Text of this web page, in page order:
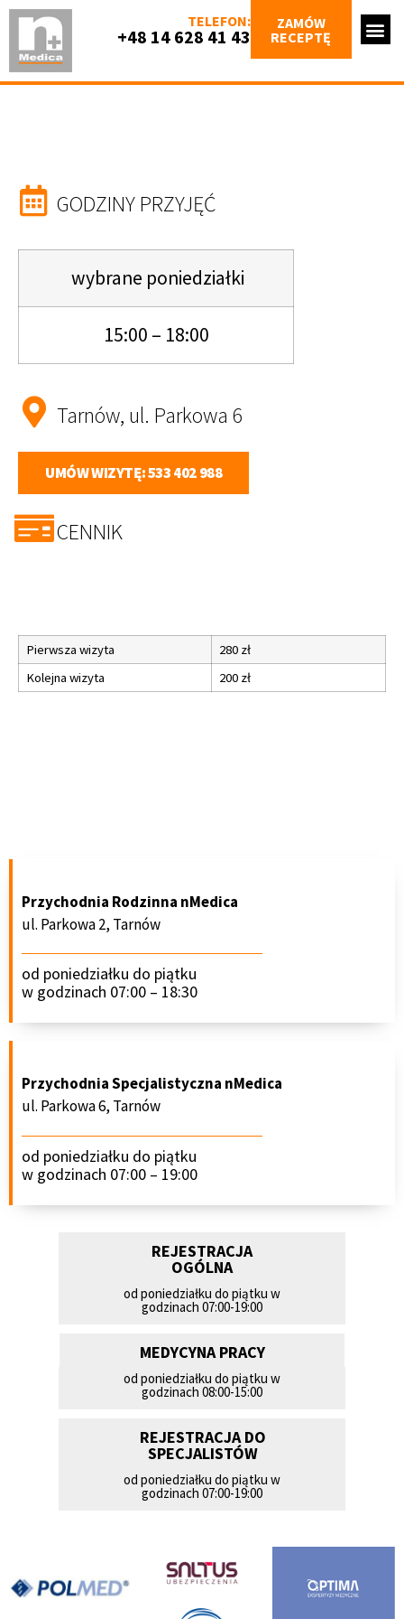
TELEFON:
+48 14 628 41 43
ZAMÓW
RECEPTĘ
GODZINY PRZYJĘĆ
wybrane poniedziałki
15:00 – 18:00
Tarnów, ul. Parkowa 6
UMÓW WIZYTĘ: 533 402 988
CENNIK
Pierwsza wizyta
280 zł
Kolejna wizyta
200 zł
Przychodnia Rodzinna nMedica
ul. Parkowa 2, Tarnów
od poniedziałku do piątku
w godzinach 07:00 – 18:30
Przychodnia Specjalistyczna nMedica
ul. Parkowa 6, Tarnów
od poniedziałku do piątku
w godzinach 07:00 – 19:00
REJESTRACJA
OGÓLNA
od poniedziałku do piątku w
godzinach 07:00-19:00
MEDYCYNA PRACY
od poniedziałku do piątku w
godzinach 08:00-15:00
REJESTRACJA DO
SPECJALISTÓW
od poniedziałku do piątku w
godzinach 07:00-19:00